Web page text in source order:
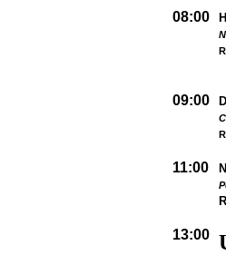
08:00
09:00
11:00
13:00